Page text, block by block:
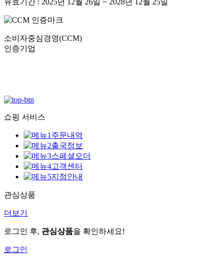
유효기간 : 2025년 12월 26일 ~ 2028년 12월 25일
소비자중심경영(CCM)
인증기업
쇼핑 서비스
주문내역
출국정보
스페셜오더
고객센터
지점안내
관심상품
더보기
로그인 후, 관심상품을 확인하세요!
로그인